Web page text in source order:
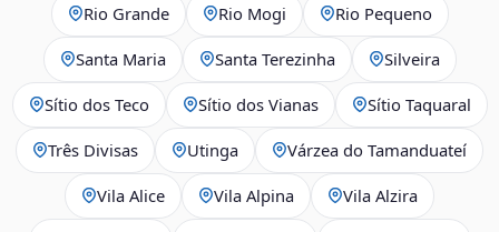
Rio Grande Rio Mogi Rio Pequeno
Santa Maria Santa Terezinha Silveira
Sítio dos Teco Sítio dos Vianas Sítio Taquaral
Três Divisas Utinga Várzea do Tamanduateí
Vila Alice Vila Alpina Vila Alzira